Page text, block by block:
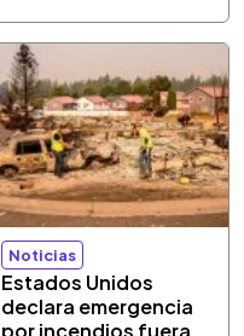
Noticias
Estados Unidos
declara emergencia
por incendios fuera